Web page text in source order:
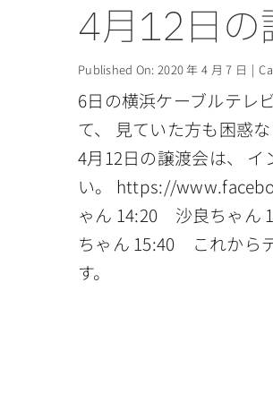
4月12日の
Published On: 2020 年 4 月 7 日 |
6日の横浜ケーブルテレ
て、 見ていた方も困惑
4月12日の譲渡会は、
い。 https://
ゃん 14:20 沙良ちゃん
ちゃん 15:40 これから
す。